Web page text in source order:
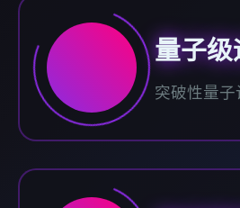
量子级
突破性量